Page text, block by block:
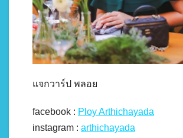
แจกวาร์ป พลอย
facebook : Ploy Arthichayada
instagram : arthichayada